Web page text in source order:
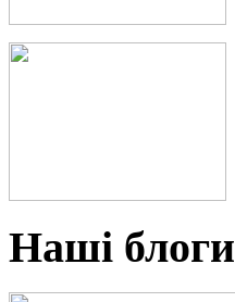
Наші блоги